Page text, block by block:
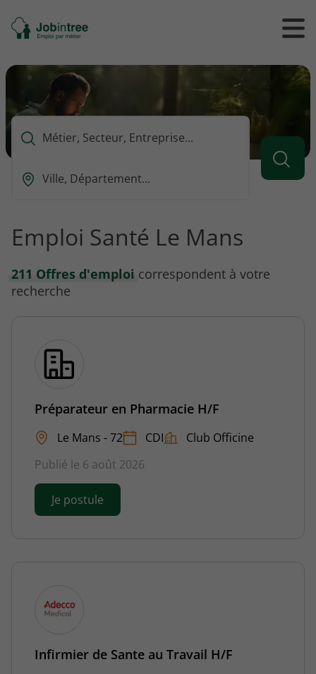
Se
rendre
l'accueil
Ouvrir
/
le
Que
vous
rechercher
Ou
vous
voulez
rechercher
?
Emploi Santé Le Mans
211 Offres d'emploi correspondent à votre
recherche
Préparateur en Pharmacie H/F
Le Mans - 72 CDI
Club Officine
Publié le 6 août 2026
Je postule
Infirmier de Sante au Travail H/F